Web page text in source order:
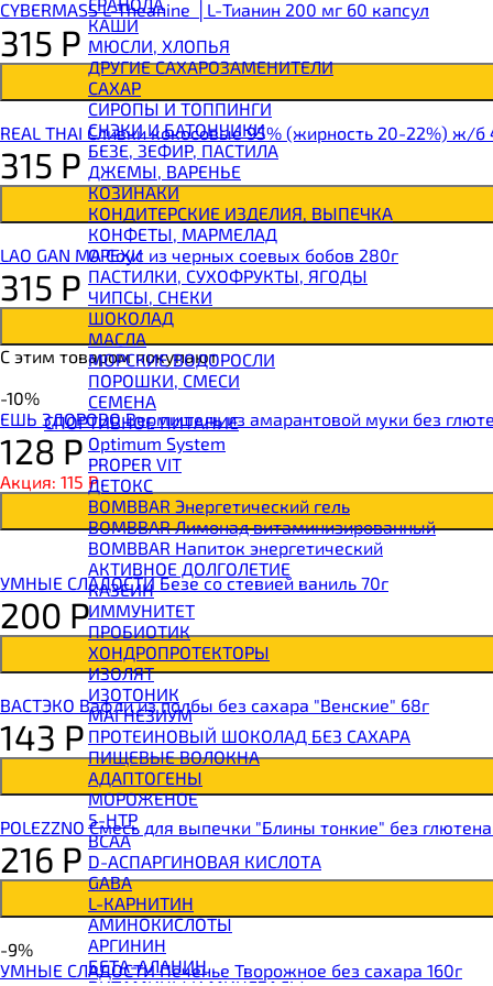
BOMBBAR Батончик протеиновый
BOMBBAR Батончик-мюсли
CHIKALAB Вафля двойная с начинкой
SNAQ FABRIQ Вафли с начинкой
SNAQ FABRIQ Хлебцы рисовые
SNAQ FABRIQ Батончик шоколадный без сахара
SNAQ FABRIQ Батончик в шоколаде Coco
SNAQ FABRIQ Батончик в шоколаде Snaqer
КАШИ
МЮСЛИ, ХЛОПЬЯ
ДРУГИЕ САХАРОЗАМЕНИТЕЛИ
САХАР
СИРОПЫ И ТОППИНГИ
СНЭКИ И БАТОНЧИКИ
БЕЗЕ, ЗЕФИР, ПАСТИЛА
ДЖЕМЫ, ВАРЕНЬЕ
КОЗИНАКИ
КОНДИТЕРСКИЕ ИЗДЕЛИЯ, ВЫПЕЧКА
КОНФЕТЫ, МАРМЕЛАД
ОРЕХИ
ПАСТИЛКИ, СУХОФРУКТЫ, ЯГОДЫ
ЧИПСЫ, СНЕКИ
ШОКОЛАД
МАСЛА
МОРСКИЕ ВОДОРОСЛИ
ПОРОШКИ, СМЕСИ
СЕМЕНА
СПОРТИВНОЕ ПИТАНИЕ
Optimum System
PROPER VIT
ДЕТОКС
BOMBBAR Энергетический гель
BOMBBAR Лимонад витаминизированный
BOMBBAR Напиток энергетический
АКТИВНОЕ ДОЛГОЛЕТИЕ
КАЗЕИН
ИММУНИТЕТ
ПРОБИОТИК
ХОНДРОПРОТЕКТОРЫ
ИЗОЛЯТ
ИЗОТОНИК
МАГНЕЗИУМ
ПРОТЕИНОВЫЙ ШОКОЛАД БЕЗ САХАРА
ПИЩЕВЫЕ ВОЛОКНА
АДАПТОГЕНЫ
МОРОЖЕНОЕ
5-HTP
BCAA
D-АСПАРГИНОВАЯ КИСЛОТА
GABA
L-КАРНИТИН
АМИНОКИСЛОТЫ
АРГИНИН
БЕТА-АЛАНИН
CYBERMASS L-Theanine │L-Тианин 200 мг 60 капсул
315 Р
REAL THAI Сливки кокосовые 95% (жирность 20-22%) ж/
315 Р
LAO GAN MA Соус из черных соевых бобов 280г
315 Р
С этим товаром покупают
-10%
ЕШЬ ЗДОРОВО Вермишель из амарантовой муки без
128 Р
Акция: 115 Р
УМНЫЕ СЛАДОСТИ Безе со стевией ваниль 70г
200 Р
ВАСТЭКО Вафли из полбы без сахара "Венские" 68г
143 Р
POLEZZNO Смесь для выпечки "Блины тонкие" без
216 Р
-9%
УМНЫЕ СЛАДОСТИ Печенье Творожное без сахара 160г